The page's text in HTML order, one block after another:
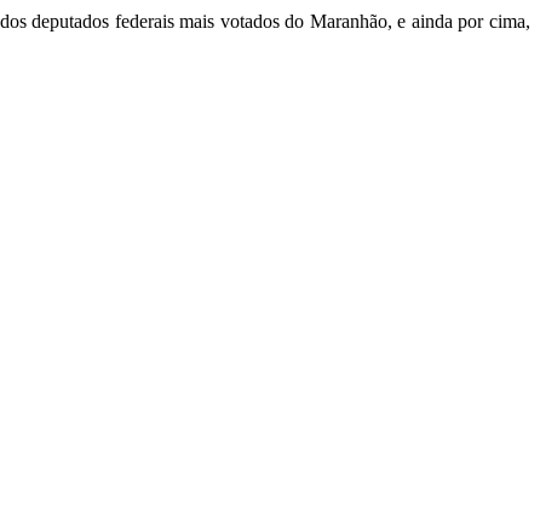
deputados federais mais votados do Maranhão, e ainda por cima,